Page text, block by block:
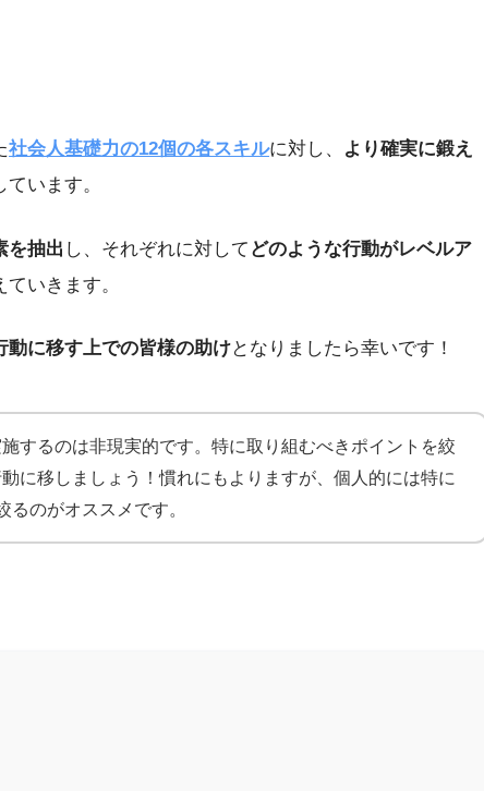
社会人基礎力の12個の各スキルに対し、
より確実に鍛え
ています。
を抽出 し、それぞれに対して どのような行動がレベルア
いきます。
動に移す上での皆様の助けとなりましたら幸いです！
するのは非現実的です。特に取り組むべきポイントを絞
に移しましょう！慣れにもよりますが、個人的には特に
るのがオススメです。